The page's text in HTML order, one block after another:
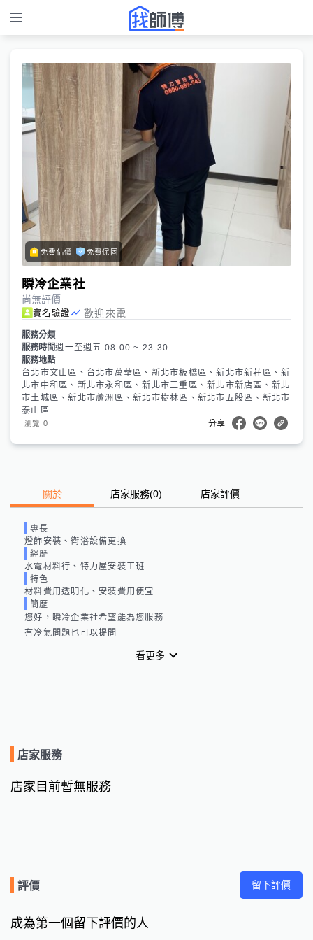
免費估價 免費保固
瞬冷企業社
尚無評價
實名驗證 歡迎來電
服務分類
服務時間週一至週五 08:00 ~ 23:30
服務地點
台北市文山區、台北市萬華區、新北市板橋區、新北市新莊區、新
北市中和區、新北市永和區、新北市三重區、新北市新店區、新北
市土城區、新北市蘆洲區、新北市樹林區、新北市五股區、新北市
泰山區
瀏覽 0 分享
關於 店家服務(0) 店家評價
專長
燈飾安裝、衛浴設備更換
經歷
水電材料行、特力屋安裝工班
特色
材料費用透明化、安裝費用便宜
簡歷
您好，瞬冷企業社希望能為您服務
有冷氣問題也可以提問
看更多
店家服務
店家目前暫無服務
評價 留下評價
成為第一個留下評價的人